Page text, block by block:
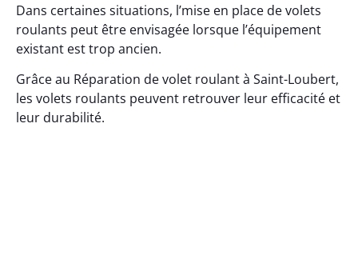
Dans certaines situations, l’mise en place de volets
roulants peut être envisagée lorsque l’équipement
existant est trop ancien.
Grâce au Réparation de volet roulant à Saint-Loubert,
les volets roulants peuvent retrouver leur efficacité et
leur durabilité.